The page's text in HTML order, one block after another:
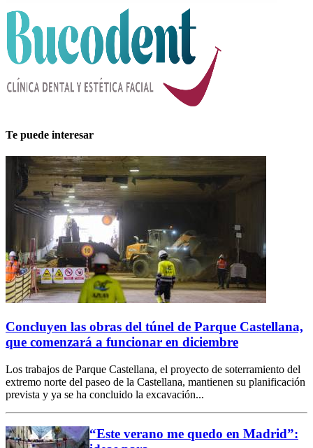
Te puede interesar
Concluyen las obras del túnel de Parque Castellana,
que comenzará a funcionar en diciembre
Los trabajos de Parque Castellana, el proyecto de soterramiento del
extremo norte del paseo de la Castellana, mantienen su planificación
prevista y ya se ha concluido la excavación...
“Este verano me quedo en Madrid”: